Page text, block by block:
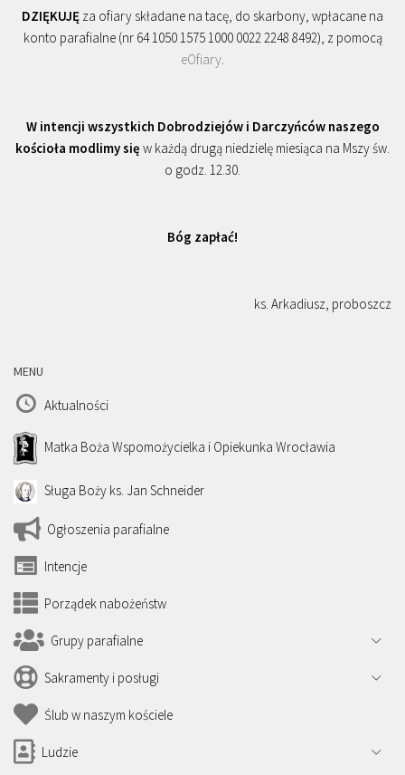
DZIĘKUJĘ za ofiary składane na tacę, do skarbony, wpłacane na
konto parafialne (nr 64 1050 1575 1000 0022 2248 8492), z pomocą
eOfiary.
W intencji wszystkich Dobrodziejów i Darczyńców naszego
kościoła modlimy się w każdą drugą niedzielę miesiąca na Mszy św.
o godz. 12.30.
Bóg zapłać!
ks. Arkadiusz, proboszcz
MENU
Aktualności
Matka Boża Wspomożycielka i Opiekunka Wrocławia
Sługa Boży ks. Jan Schneider
Ogłoszenia parafialne
Intencje
Porządek nabożeństw
Grupy parafialne
Sakramenty i posługi
Ślub w naszym kościele
Ludzie